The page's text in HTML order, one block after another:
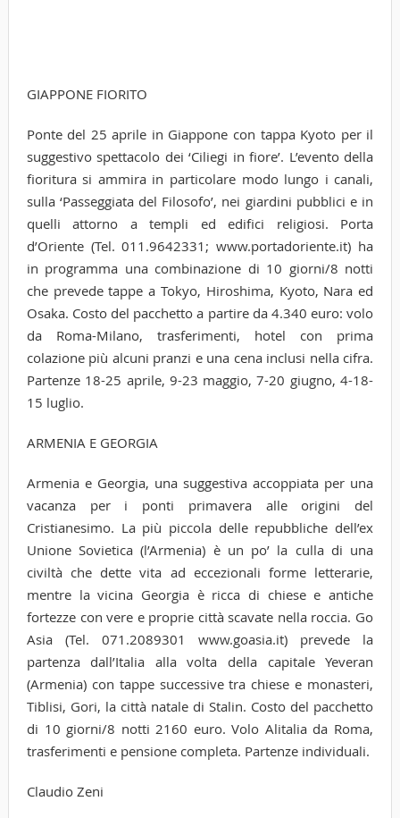
GIAPPONE FIORITO
Ponte del 25 aprile in Giappone con tappa Kyoto per il
suggestivo spettacolo dei ‘Ciliegi in fiore’. L’evento della
fioritura si ammira in particolare modo lungo i canali,
sulla ‘Passeggiata del Filosofo’, nei giardini pubblici e in
quelli attorno a templi ed edifici religiosi. Porta
d’Oriente (Tel. 011.9642331; www.portadoriente.it) ha
in programma una combinazione di 10 giorni/8 notti
che prevede tappe a Tokyo, Hiroshima, Kyoto, Nara ed
Osaka. Costo del pacchetto a partire da 4.340 euro: volo
da Roma-Milano, trasferimenti, hotel con prima
colazione più alcuni pranzi e una cena inclusi nella cifra.
Partenze 18-25 aprile, 9-23 maggio, 7-20 giugno, 4-18-
15 luglio.
ARMENIA E GEORGIA
Armenia e Georgia, una suggestiva accoppiata per una
vacanza per i ponti primavera alle origini del
Cristianesimo. La più piccola delle repubbliche dell’ex
Unione Sovietica (l’Armenia) è un po’ la culla di una
civiltà che dette vita ad eccezionali forme letterarie,
mentre la vicina Georgia è ricca di chiese e antiche
fortezze con vere e proprie città scavate nella roccia. Go
Asia (Tel. 071.2089301 www.goasia.it) prevede la
partenza dall’Italia alla volta della capitale Yeveran
(Armenia) con tappe successive tra chiese e monasteri,
Tiblisi, Gori, la città natale di Stalin. Costo del pacchetto
di 10 giorni/8 notti 2160 euro. Volo Alitalia da Roma,
trasferimenti e pensione completa. Partenze individuali.
Claudio Zeni